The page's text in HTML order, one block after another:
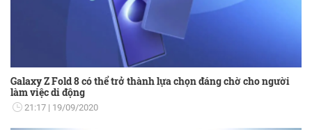
Galaxy Z Fold 8 có thể trở thành lựa chọn đáng chờ cho người
làm việc di động
21:17 19/09/2020